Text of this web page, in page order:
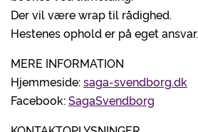
Der vil være wrap til rådighed.
Hestenes ophold er på eget ansvar.
MERE INFORMATION
Hjemmeside:saga-svendborg.dk
Facebook:SagaSvendborg